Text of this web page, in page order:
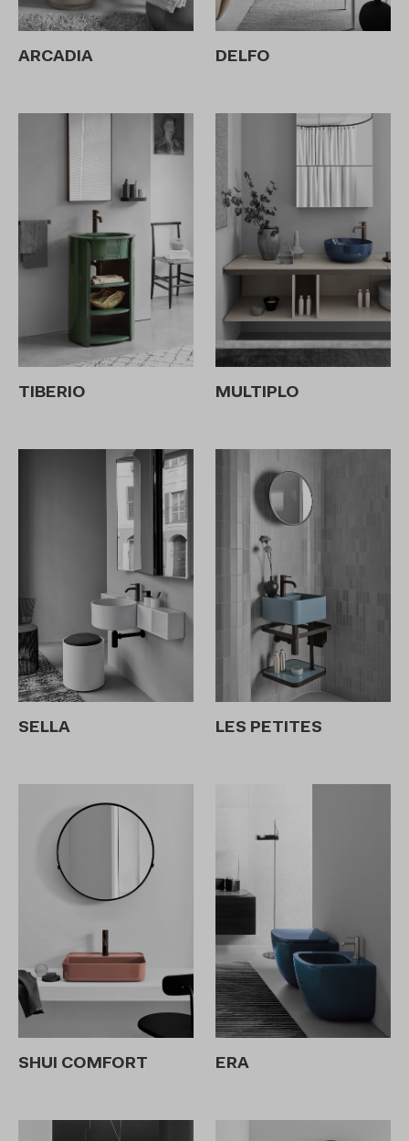
ARCADIA DELFO
TIBERIO MULTIPLO
SELLA LES PETITES
SHUI COMFORT ERA